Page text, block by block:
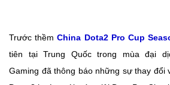
Trước thềmChina Dota2 Pro Cup
tiên tại Trung Quốc trong mùa đại
Gaming đã thông báo những sự thay đổi